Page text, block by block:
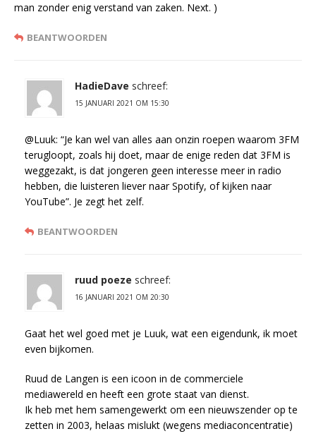
man zonder enig verstand van zaken. Next. )
BEANTWOORDEN
HadieDave schreef:
15 JANUARI 2021 OM 15:30
@Luuk: “Je kan wel van alles aan onzin roepen waarom 3FM
terugloopt, zoals hij doet, maar de enige reden dat 3FM is
weggezakt, is dat jongeren geen interesse meer in radio
hebben, die luisteren liever naar Spotify, of kijken naar
YouTube”. Je zegt het zelf.
BEANTWOORDEN
ruud poeze schreef:
16 JANUARI 2021 OM 20:30
Gaat het wel goed met je Luuk, wat een eigendunk, ik moet
even bijkomen.
Ruud de Langen is een icoon in de commerciele
mediawereld en heeft een grote staat van dienst.
Ik heb met hem samengewerkt om een nieuwszender op te
zetten in 2003, helaas mislukt (wegens mediaconcentratie)